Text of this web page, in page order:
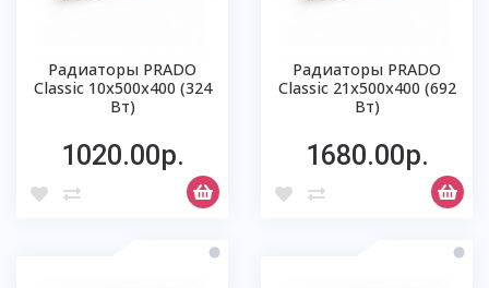
Радиаторы PRADO
Classic 10х500х400 (324
Вт)
1020.00р.
Радиаторы PRADO
Classic 21х500х400 (692
Вт)
1680.00р.